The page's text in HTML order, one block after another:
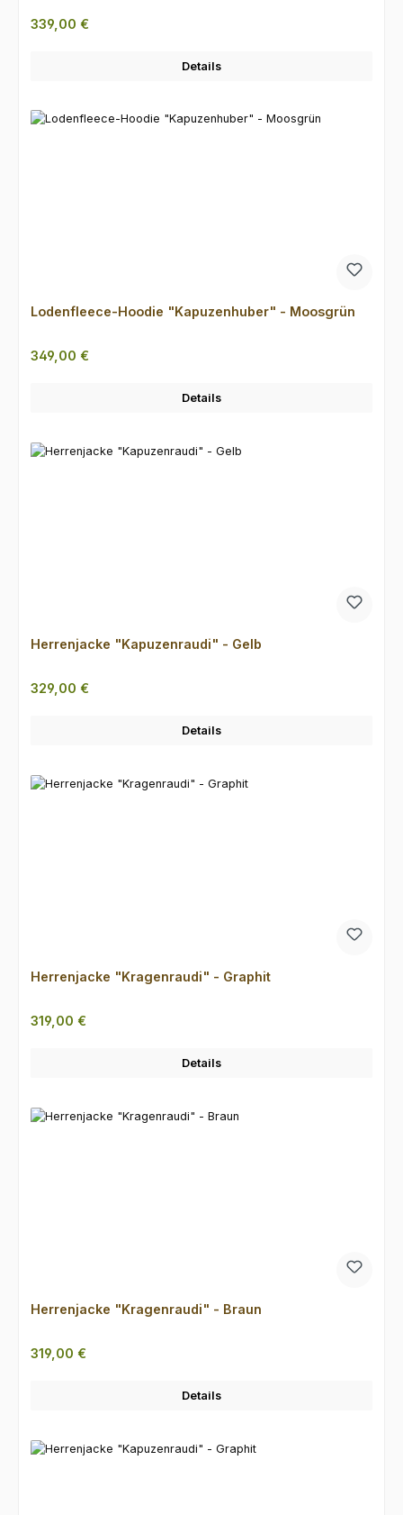
Regulärer Preis:
339,00 €
Details
Lodenfleece-Hoodie "Kapuzenhuber" - Moosgrün
Regulärer Preis:
349,00 €
Details
Herrenjacke "Kapuzenraudi" - Gelb
Regulärer Preis:
329,00 €
Details
Herrenjacke "Kragenraudi" - Graphit
Regulärer Preis:
319,00 €
Details
Herrenjacke "Kragenraudi" - Braun
Regulärer Preis:
319,00 €
Details